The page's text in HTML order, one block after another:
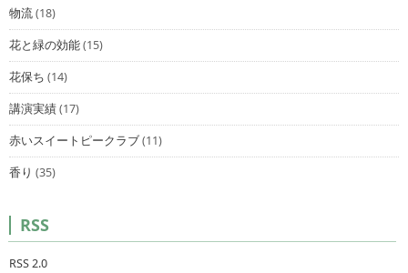
物流(18)
花と緑の効能(15)
花保ち (14)
講演実績(17)
赤いスイートピークラブ(11)
香り (35)
RSS
RSS 2.0